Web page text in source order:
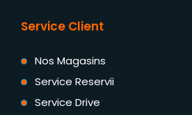
Service Client
Nos Magasins
Service Reservii
Service Drive